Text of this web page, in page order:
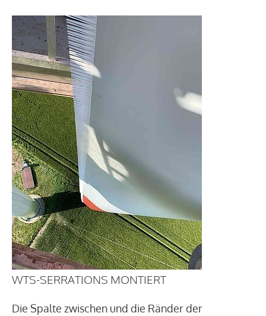
WTS-SERRATIONS MONTIERT
Die Spalte zwischen und die Ränder der